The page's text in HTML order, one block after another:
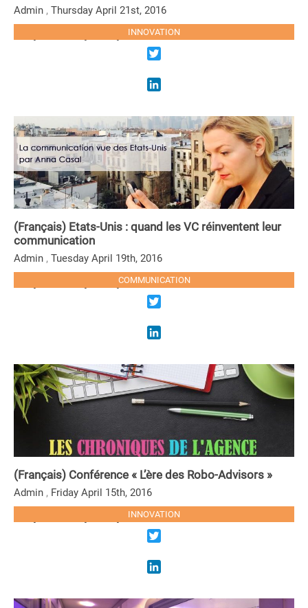
Admin , Thursday April 21st, 2016
Sorry, this entry is only available in French.
INNOVATION
(Français) Etats-Unis : quand les VC réinventent leur
communication
Admin , Tuesday April 19th, 2016
Sorry, this entry is only available in French.
COMMUNICATION
(Français) Conférence « L’ère des Robo-Advisors »
Admin , Friday April 15th, 2016
Sorry, this entry is only available in French.
INNOVATION